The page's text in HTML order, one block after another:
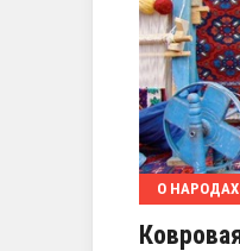
О НАРОДАХ